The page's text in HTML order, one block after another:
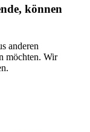
können
anderen
möchten. Wir